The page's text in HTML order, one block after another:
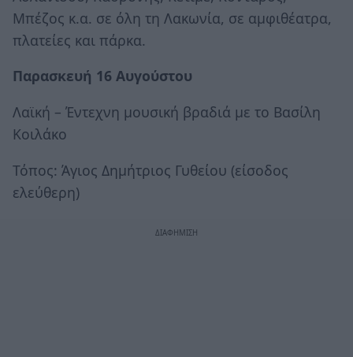
Μπέζος κ.α. σε όλη τη Λακωνία, σε αμφιθέατρα,
πλατείες και πάρκα.
Παρασκευή 16 Αυγούστου
Λαϊκή – Έντεχνη μουσική βραδιά με το Βασίλη
Κοιλάκο
Τόπος: Άγιος Δημήτριος Γυθείου (είσοδος
ελεύθερη)